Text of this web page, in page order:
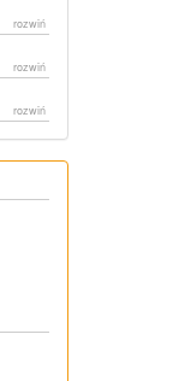
rozwiń
rozwiń
rozwiń